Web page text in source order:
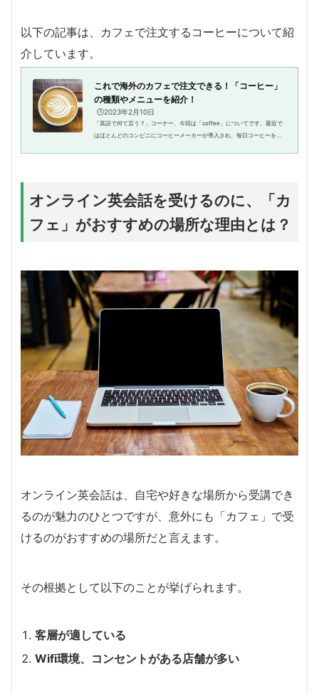
以下の記事は、カフェで注文するコーヒーについて紹
介しています。
これで海外のカフェで注文できる！「コーヒー」
の種類やメニューを紹介！
🕒️2023年2月10日
「英語で何て言う？」コーナー、今回は「coffee」についてです。最近で
はほとんどのコンビニにコーヒーメーカーが導入され、毎日コーヒーを飲
オンライン英会話を受けるのに、「カ
フェ」がおすすめの場所な理由とは？
オンライン英会話は、自宅や好きな場所から受講でき
るのが魅力のひとつですが、意外にも「カフェ」で受
けるのがおすすめの場所だと言えます。
その根拠として以下のことが挙げられます。
客層が適している
Wifi環境、コンセントがある店舗が多い